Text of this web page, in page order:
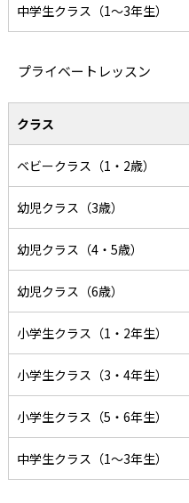
中学生クラス（1～3年生）
プライベートレッスン
クラス
ベビークラス（1・2歳）
幼児クラス（3歳）
幼児クラス（4・5歳）
幼児クラス（6歳）
小学生クラス（1・2年生）
小学生クラス（3・4年生）
小学生クラス（5・6年生）
中学生クラス（1～3年生）